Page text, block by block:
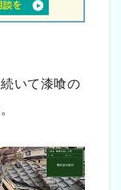
いて漆喰の